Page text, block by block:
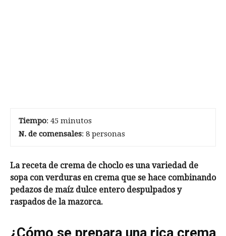
Tiempo: 45 minutos
N. de comensales: 8 personas
La receta de crema de choclo es una variedad de
sopa con verduras en crema que se hace combinando
pedazos de maíz dulce entero despulpados y
raspados de la mazorca.